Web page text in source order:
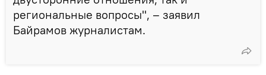
региональные вопросы", – заявил
Байрамов журналистам.